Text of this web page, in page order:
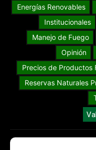
Energías Renovables
Institucionales
Manejo de Fuego
Opinión
Precios de Productos
Reservas Naturales